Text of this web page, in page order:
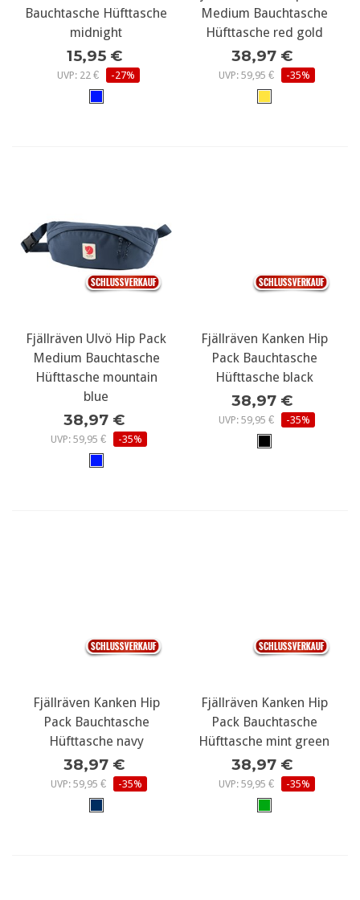
Bauchtasche Hüfttasche
midnight
15,95 €
UVP: 22 € -27%
Medium Bauchtasche
Hüfttasche red gold
38,97 €
UVP: 59,95 € -35%
Fjällräven Ulvö Hip Pack
Medium Bauchtasche
Hüfttasche mountain
blue
38,97 €
UVP: 59,95 € -35%
Fjällräven Kanken Hip
Pack Bauchtasche
Hüfttasche black
38,97 €
UVP: 59,95 € -35%
Fjällräven Kanken Hip
Pack Bauchtasche
Hüfttasche navy
38,97 €
UVP: 59,95 € -35%
Fjällräven Kanken Hip
Pack Bauchtasche
Hüfttasche mint green
38,97 €
UVP: 59,95 € -35%